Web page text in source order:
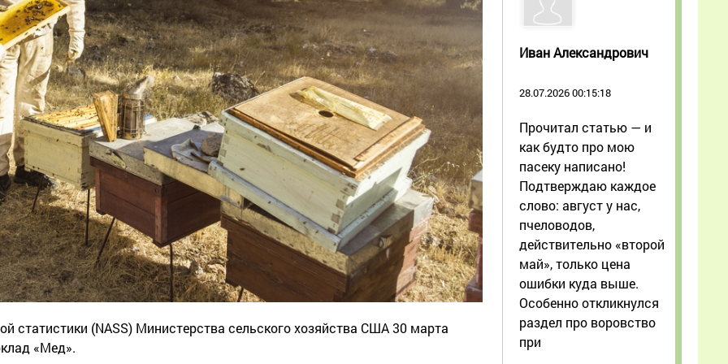
статистики (NASS) Министерства сельского хозяйства США 30 марта
«Мед».
Иван Александрович
28.07.2026 00:15:18
Прочитал статью — и
как будто про мою
пасеку написано!
Подтверждаю каждое
слово: август у нас,
пчеловодов,
действительно «второй
май», только цена
ошибки куда выше.
Особенно откликнулся
раздел про воровство
при